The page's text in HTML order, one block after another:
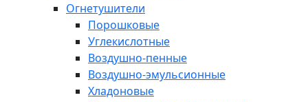
Огнетушители
Порошковые
Углекислотные
Воздушно-пенные
Воздушно-эмульсионные
Хладоновые